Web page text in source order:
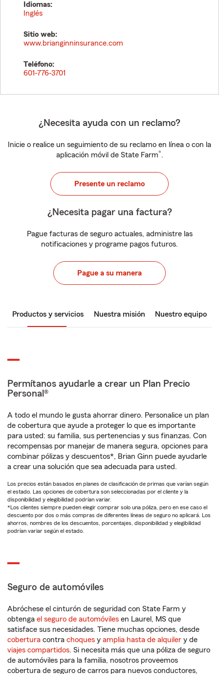
Idiomas:
Inglés
Sitio web:
www.brianginninsurance.com
Teléfono:
601-776-3701
¿Necesita ayuda con un reclamo?
Inicie o realice un seguimiento de su reclamo en línea o con la
aplicación móvil de State Farm®.
Presente un reclamo
¿Necesita pagar una factura?
Pague facturas de seguro actuales, administre las
notificaciones y programe pagos futuros.
Pague a su manera
Productos y servicios Nuestra misión Nuestro equipo
Permítanos ayudarle a crear un Plan Precio
Personal®
A todo el mundo le gusta ahorrar dinero. Personalice un plan
de cobertura que ayude a proteger lo que es importante
para usted: su familia, sus pertenencias y sus finanzas. Con
recompensas por manejar de manera segura, opciones para
combinar pólizas y descuentos*, Brian Ginn puede ayudarle
a crear una solución que sea adecuada para usted.
Los precios están basados en planes de clasificación de primas que varían según
el estado. Las opciones de cobertura son seleccionadas por el cliente y la
disponibilidad y elegibilidad podrían variar.
*Los clientes siempre pueden elegir comprar solo una póliza, pero en ese caso el
descuento por dos o más compras de diferentes líneas de seguro no aplicará. Los
ahorros, nombres de los descuentos, porcentajes, disponibilidad y elegibilidad
podrían variar según el estado.
Seguro de automóviles
Abróchese el cinturón de seguridad con State Farm y
obtenga el seguro de automóviles en Laurel, MS que
satisface sus necesidades. Tiene muchas opciones, desde
cobertura contra choques y amplia hasta de alquiler y de
viajes compartidos. Si necesita más que una póliza de seguro
de automóviles para la familia, nosotros proveemos
cobertura de seguro de carros para nuevos conductores,